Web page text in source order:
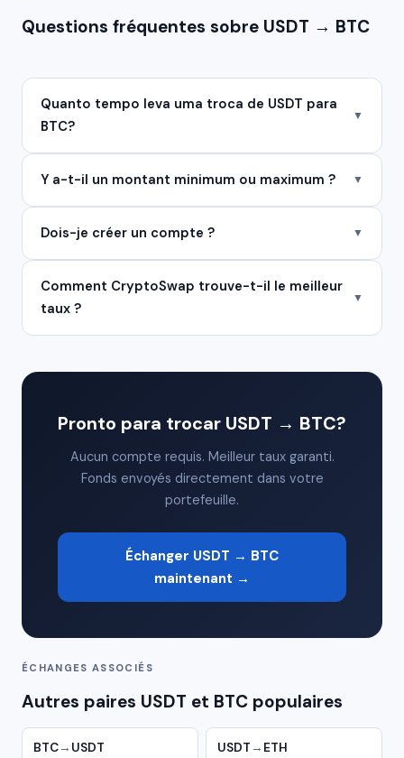
Questions fréquentes sobre USDT → BTC
Quanto tempo leva uma troca de USDT para
BTC?
▼
Y a-t-il un montant minimum ou maximum ? ▼
Dois-je créer un compte ? ▼
Comment CryptoSwap trouve-t-il le meilleur
taux ?
▼
Pronto para trocar USDT → BTC?
Aucun compte requis. Meilleur taux garanti.
Fonds envoyés directement dans votre
portefeuille.
Échanger USDT → BTC
maintenant →
ÉCHANGES ASSOCIÉS
Autres paires USDT et BTC populaires
BTC→ USDT USDT → ETH